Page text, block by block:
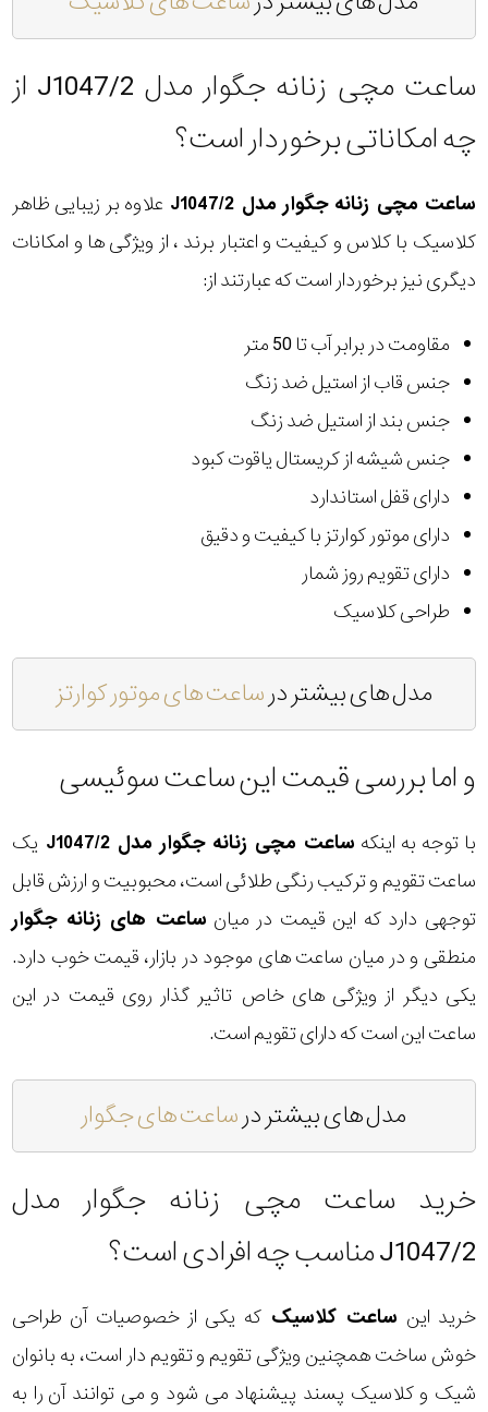
ساعت مچی زنانه جگوار مدل J1047/2 از
چه امکاناتی برخوردار است؟
ساعت مچی زنانه جگوار مدل J1047/2
علاوه بر زیبایی ظاهر
کلاسیک با کلاس و کیفیت و اعتبار برند ، از ویژگی ها و امکانات
دیگری نیز برخوردار است که عبارتند از:
مقاومت در برابر آب تا 50 متر
جنس قاب از استیل ضد زنگ
جنس بند از استیل ضد زنگ
جنس شیشه از کریستال یاقوت کبود
دارای قفل استاندارد
دارای موتور کوارتز با کیفیت و دقیق
دارای تقویم روز شمار
طراحی کلاسیک
مدل های بیشتر درساعت های موتور کوارتز
و اما بررسی قیمت این ساعت سوئیسی
با توجه به اینکه ساعت مچی زنانه جگوار مدل J1047/2
یک
ساعت تقویم و ترکیب رنگی طلائی است، محبوبیت و ارزش قابل
توجهی دارد که این قیمت در میان ساعت های زنانه جگوار
منطقی و در میان ساعت های موجود در بازار، قیمت خوب دارد.
یکی دیگر از ویژگی های خاص تاثیر گذار روی قیمت در این
ساعت این است که دارای تقویم است.
مدل های بیشتر درساعت های جگوار
خرید ساعت مچی زنانه جگوار مدل
J1047/2 مناسب چه افرادی است؟
خرید این ساعت کلاسیککه یکی از خصوصیات آن طراحی
خوش ساخت همچنین ویژگی تقویم و تقویم دار است، به بانوان
شیک و کلاسیک پسند پیشنهاد می شود و می توانند آن را به